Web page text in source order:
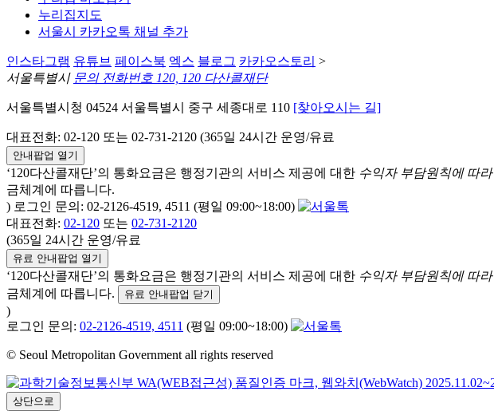
누리집지도
서울시 카카오톡 채널 추가
인스타그램 유튜브 페이스북 엑스 블로그 카카오스토리 >
서울특별시 문의 전화번호 120, 120 다산콜재단
서울특별시청 04524 서울특별시 중구 세종대로 110 [찾아오시는 길]
대표전화: 02-120 또는 02-731-2120 (365일 24시간 운영/유료
안내팝업 열기
‘120다산콜재단’의 통화요금은 행정기관의 서비스 제공에 대한 수익자 부담원칙에 따라
금체계에 따릅니다.
) 로그인 문의: 02-2126-4519, 4511 (평일 09:00~18:00)
대표전화: 02-120 또는 02-731-2120
(365일 24시간 운영/유료
유료 안내팝업 열기
‘120다산콜재단’의 통화요금은 행정기관의 서비스 제공에 대한 수익자 부담원칙에 따라
금체계에 따릅니다.
유료 안내팝업 닫기
)
로그인 문의: 02-2126-4519, 4511 (평일 09:00~18:00)
© Seoul Metropolitan Government all rights reserved
상단으로